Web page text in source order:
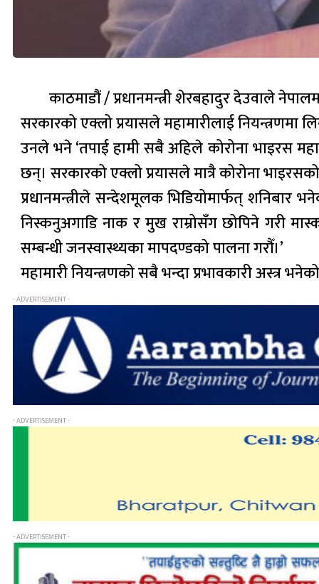
काठमाडौं / प्रधानमन्त्री शेरबहादुर देउवाले
सरकारको एक्लो प्रयासले महामारीलाई
उनले भने ‘तपाई हामी सबै अहिले कोरोना भाइरस
छन्। सरकारको एक्लो प्रयासले मात्रै कोरोना
प्रधानमन्त्रीले सन्देशमूलक भिडियोमार्फत् शनिबार
निस्कनुअगाडि नाक र मुख राम्रोसँग छोपिने गरी
सम्बन्धी जनस्वास्थ्यका मापदण्डको पालना गरौँ।’
महामारी नियन्त्रणको सबै भन्दा प्रभावकारी अस्त्र
- ADVERTISEMENT -
- ADVERTISEMENT -
- ADVERTISEMENT -